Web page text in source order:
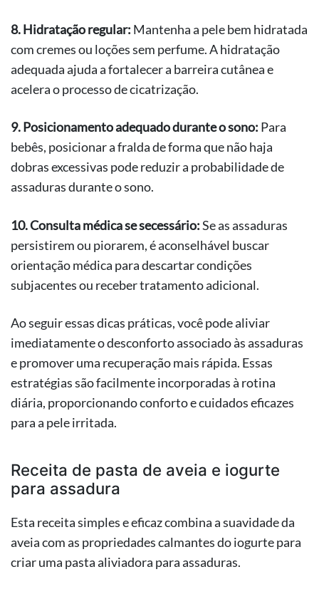
8. Hidratação regular: Mantenha a pele bem hidratada
com cremes ou loções sem perfume. A hidratação
adequada ajuda a fortalecer a barreira cutânea e
acelera o processo de cicatrização.
9. Posicionamento adequado durante o sono: Para
bebês, posicionar a fralda de forma que não haja
dobras excessivas pode reduzir a probabilidade de
assaduras durante o sono.
10. Consulta médica se secessário:Se as assaduras
persistirem ou piorarem, é aconselhável buscar
orientação médica para descartar condições
subjacentes ou receber tratamento adicional.
Ao seguir essas dicas práticas, você pode aliviar
imediatamente o desconforto associado às assaduras
e promover uma recuperação mais rápida. Essas
estratégias são facilmente incorporadas à rotina
diária, proporcionando conforto e cuidados eficazes
para a pele irritada.
Receita de pasta de aveia e iogurte
para assadura
Esta receita simples e eficaz combina a suavidade da
aveia com as propriedades calmantes do iogurte para
criar uma pasta aliviadora para assaduras.